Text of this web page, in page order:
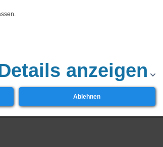
anzeigen
Ablehnen
der Stadt für den Erhalt, die Sanierung und
für eine gesicherte und
im Turm. Die Übergabe von
der Kulturabteilung des Kreises zur
Terrasse und ehemaliger Kegelbahn fort,
des großen Saales konzentriert und die
zu retten. Am 4. Oktober wurde mit der